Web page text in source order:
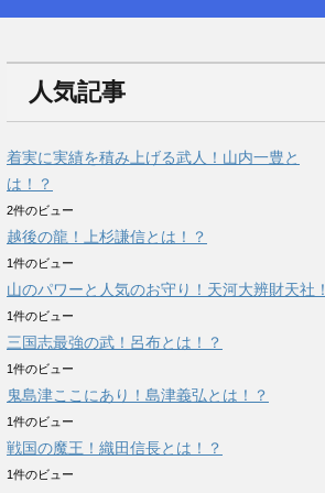
人気記事
着実に実績を積み上げる武人！山内一豊と
は！？
2件のビュー
越後の龍！上杉謙信とは！？
1件のビュー
山のパワーと人気のお守り！天河大辨財天社！
1件のビュー
三国志最強の武！呂布とは！？
1件のビュー
鬼島津ここにあり！島津義弘とは！？
1件のビュー
戦国の魔王！織田信長とは！？
1件のビュー